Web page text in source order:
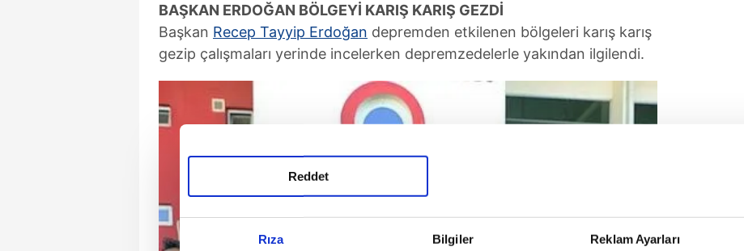
Rıza Bilgiler Reklam Ayarları
Reddet
BAŞKAN ERDOĞAN BÖLGEYİ KARIŞ KARIŞ GEZDİ
Başkan Recep Tayyip Erdoğan depremden etkilenen bölgeleri karış karış
gezip çalışmaları yerinde incelerken depremzedelerle yakından ilgilendi.